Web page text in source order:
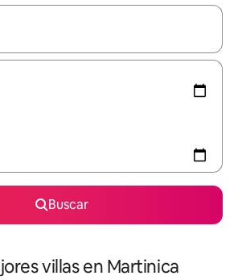
estén disponibles, podrás navegar
Buscar
villas en Martinica